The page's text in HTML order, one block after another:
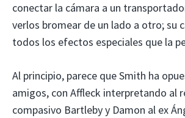
conectar la cámara a un
verlos bromear de un lado a otro; su
todos los efectos especiales que la
Al principio, parece que Smith ha
amigos, con Affleck interpretando al
compasivo Bartleby y Damon al ex